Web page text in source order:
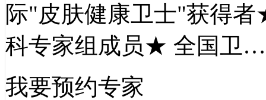
际"皮肤健康卫士"获得
科专家组成员★ 全国卫
我要预约专家